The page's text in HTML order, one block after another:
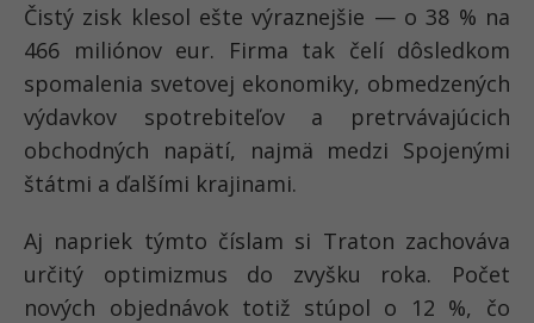
Čistý zisk klesol ešte výraznejšie — o 38 % na
466 miliónov eur. Firma tak čelí dôsledkom
spomalenia svetovej ekonomiky, obmedzených
výdavkov spotrebiteľov a pretrvávajúcich
obchodných napätí, najmä medzi Spojenými
štátmi a ďalšími krajinami.
Aj napriek týmto číslam si Traton zachováva
určitý optimizmus do zvyšku roka. Počet
nových objednávok totiž stúpol o 12 %, čo